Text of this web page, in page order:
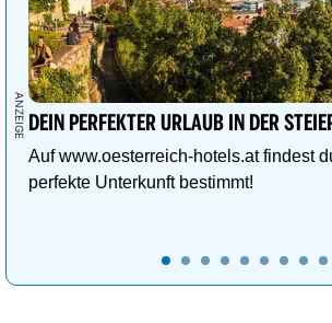
DEIN PERFEKTER URLAUB IN DER
Auf www.oesterreich-hotels.at findest
perfekte Unterkunft bestimmt!